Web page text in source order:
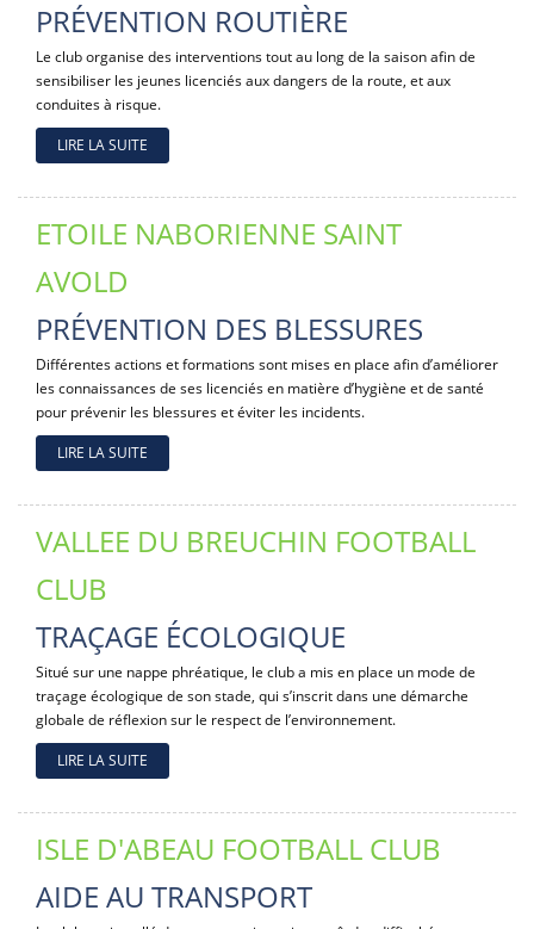
PRÉVENTION ROUTIÈRE
Le club organise des interventions tout au long de la saison afin de
sensibiliser les jeunes licenciés aux dangers de la route, et aux
conduites à risque.
LIRE LA SUITE
ETOILE NABORIENNE SAINT
AVOLD
PRÉVENTION DES BLESSURES
Différentes actions et formations sont mises en place afin d’améliorer
les connaissances de ses licenciés en matière d’hygiène et de santé
pour prévenir les blessures et éviter les incidents.
LIRE LA SUITE
VALLEE DU BREUCHIN FOOTBALL
CLUB
TRAÇAGE ÉCOLOGIQUE
Situé sur une nappe phréatique, le club a mis en place un mode de
traçage écologique de son stade, qui s’inscrit dans une démarche
globale de réflexion sur le respect de l’environnement.
LIRE LA SUITE
ISLE D'ABEAU FOOTBALL CLUB
AIDE AU TRANSPORT